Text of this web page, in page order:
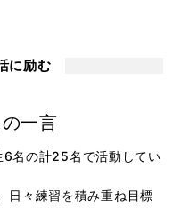
に励む
一言
名の計25名で活動してい
日々練習を積み重ね目標